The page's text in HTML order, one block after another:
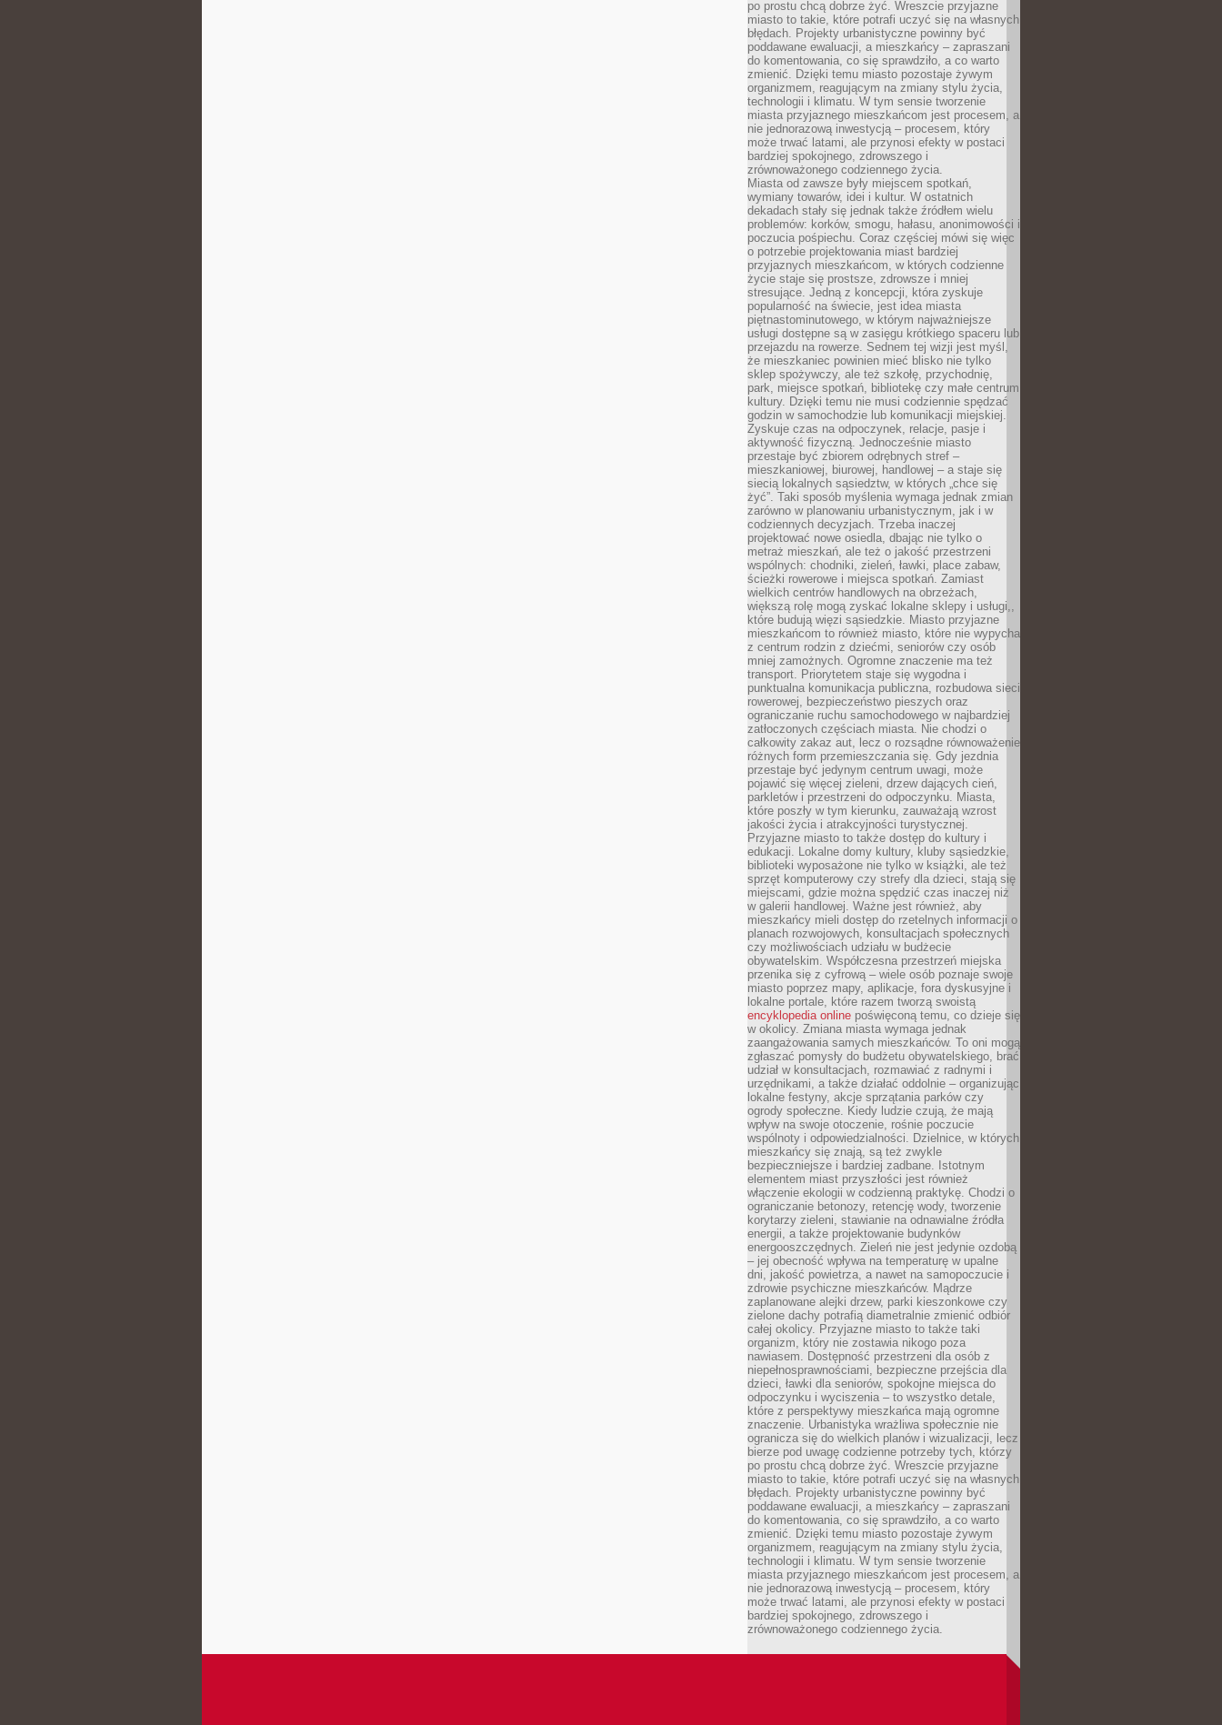
po prostu chcą dobrze żyć. Wreszcie przyjazne
miasto to takie, które potrafi uczyć się na własnych
błędach. Projekty urbanistyczne powinny być
poddawane ewaluacji, a mieszkańcy – zapraszani
do komentowania, co się sprawdziło, a co warto
zmienić. Dzięki temu miasto pozostaje żywym
organizmem, reagującym na zmiany stylu życia,
technologii i klimatu. W tym sensie tworzenie
miasta przyjaznego mieszkańcom jest procesem, a
nie jednorazową inwestycją – procesem, który
może trwać latami, ale przynosi efekty w postaci
bardziej spokojnego, zdrowszego i
zrównoważonego codziennego życia.
Miasta od zawsze były miejscem spotkań,
wymiany towarów, idei i kultur. W ostatnich
dekadach stały się jednak także źródłem wielu
problemów: korków, smogu, hałasu, anonimowości i
poczucia pośpiechu. Coraz częściej mówi się więc
o potrzebie projektowania miast bardziej
przyjaznych mieszkańcom, w których codzienne
życie staje się prostsze, zdrowsze i mniej
stresujące. Jedną z koncepcji, która zyskuje
popularność na świecie, jest idea miasta
piętnastominutowego, w którym najważniejsze
usługi dostępne są w zasięgu krótkiego spaceru lub
przejazdu na rowerze. Sednem tej wizji jest myśl,
że mieszkaniec powinien mieć blisko nie tylko
sklep spożywczy, ale też szkołę, przychodnię,
park, miejsce spotkań, bibliotekę czy małe centrum
kultury. Dzięki temu nie musi codziennie spędzać
godzin w samochodzie lub komunikacji miejskiej.
Zyskuje czas na odpoczynek, relacje, pasje i
aktywność fizyczną. Jednocześnie miasto
przestaje być zbiorem odrębnych stref –
mieszkaniowej, biurowej, handlowej – a staje się
siecią lokalnych sąsiedztw, w których „chce się
żyć”. Taki sposób myślenia wymaga jednak zmian
zarówno w planowaniu urbanistycznym, jak i w
codziennych decyzjach. Trzeba inaczej
projektować nowe osiedla, dbając nie tylko o
metraż mieszkań, ale też o jakość przestrzeni
wspólnych: chodniki, zieleń, ławki, place zabaw,
ścieżki rowerowe i miejsca spotkań. Zamiast
wielkich centrów handlowych na obrzeżach,
większą rolę mogą zyskać lokalne sklepy i usługi,,
które budują więzi sąsiedzkie. Miasto przyjazne
mieszkańcom to również miasto, które nie wypycha
z centrum rodzin z dziećmi, seniorów czy osób
mniej zamożnych. Ogromne znaczenie ma też
transport. Priorytetem staje się wygodna i
punktualna komunikacja publiczna, rozbudowa sieci
rowerowej, bezpieczeństwo pieszych oraz
ograniczanie ruchu samochodowego w najbardziej
zatłoczonych częściach miasta. Nie chodzi o
całkowity zakaz aut, lecz o rozsądne równoważenie
różnych form przemieszczania się. Gdy jezdnia
przestaje być jedynym centrum uwagi, może
pojawić się więcej zieleni, drzew dających cień,
parkletów i przestrzeni do odpoczynku. Miasta,
które poszły w tym kierunku, zauważają wzrost
jakości życia i atrakcyjności turystycznej.
Przyjazne miasto to także dostęp do kultury i
edukacji. Lokalne domy kultury, kluby sąsiedzkie,
biblioteki wyposażone nie tylko w książki, ale też
sprzęt komputerowy czy strefy dla dzieci, stają się
miejscami, gdzie można spędzić czas inaczej niż
w galerii handlowej. Ważne jest również, aby
mieszkańcy mieli dostęp do rzetelnych informacji o
planach rozwojowych, konsultacjach społecznych
czy możliwościach udziału w budżecie
obywatelskim. Współczesna przestrzeń miejska
przenika się z cyfrową – wiele osób poznaje swoje
miasto poprzez mapy, aplikacje, fora dyskusyjne i
lokalne portale, które razem tworzą swoistą
encyklopedia online poświęconą temu, co dzieje się
w okolicy. Zmiana miasta wymaga jednak
zaangażowania samych mieszkańców. To oni mogą
zgłaszać pomysły do budżetu obywatelskiego, brać
udział w konsultacjach, rozmawiać z radnymi i
urzędnikami, a także działać oddolnie – organizując
lokalne festyny, akcje sprzątania parków czy
ogrody społeczne. Kiedy ludzie czują, że mają
wpływ na swoje otoczenie, rośnie poczucie
wspólnoty i odpowiedzialności. Dzielnice, w których
mieszkańcy się znają, są też zwykle
bezpieczniejsze i bardziej zadbane. Istotnym
elementem miast przyszłości jest również
włączenie ekologii w codzienną praktykę. Chodzi o
ograniczanie betonozy, retencję wody, tworzenie
korytarzy zieleni, stawianie na odnawialne źródła
energii, a także projektowanie budynków
energooszczędnych. Zieleń nie jest jedynie ozdobą
– jej obecność wpływa na temperaturę w upalne
dni, jakość powietrza, a nawet na samopoczucie i
zdrowie psychiczne mieszkańców. Mądrze
zaplanowane alejki drzew, parki kieszonkowe czy
zielone dachy potrafią diametralnie zmienić odbiór
całej okolicy. Przyjazne miasto to także taki
organizm, który nie zostawia nikogo poza
nawiasem. Dostępność przestrzeni dla osób z
niepełnosprawnościami, bezpieczne przejścia dla
dzieci, ławki dla seniorów, spokojne miejsca do
odpoczynku i wyciszenia – to wszystko detale,
które z perspektywy mieszkańca mają ogromne
znaczenie. Urbanistyka wrażliwa społecznie nie
ogranicza się do wielkich planów i wizualizacji, lecz
bierze pod uwagę codzienne potrzeby tych, którzy
po prostu chcą dobrze żyć. Wreszcie przyjazne
miasto to takie, które potrafi uczyć się na własnych
błędach. Projekty urbanistyczne powinny być
poddawane ewaluacji, a mieszkańcy – zapraszani
do komentowania, co się sprawdziło, a co warto
zmienić. Dzięki temu miasto pozostaje żywym
organizmem, reagującym na zmiany stylu życia,
technologii i klimatu. W tym sensie tworzenie
miasta przyjaznego mieszkańcom jest procesem, a
nie jednorazową inwestycją – procesem, który
może trwać latami, ale przynosi efekty w postaci
bardziej spokojnego, zdrowszego i
zrównoważonego codziennego życia.